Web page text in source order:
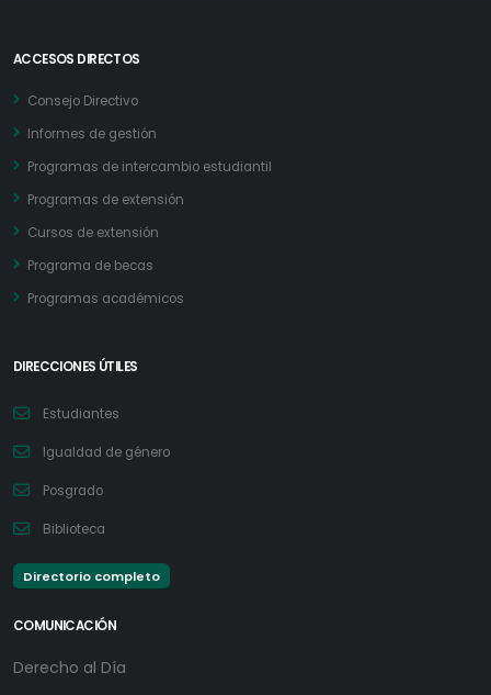
ACCESOS DIRECTOS
Consejo Directivo
Informes de gestión
Programas de intercambio estudiantil
Programas de extensión
Cursos de extensión
Programa de becas
Programas académicos
DIRECCIONES ÚTILES
Estudiantes
Igualdad de género
Posgrado
Biblioteca
Directorio completo
COMUNICACIÓN
Derecho al Día